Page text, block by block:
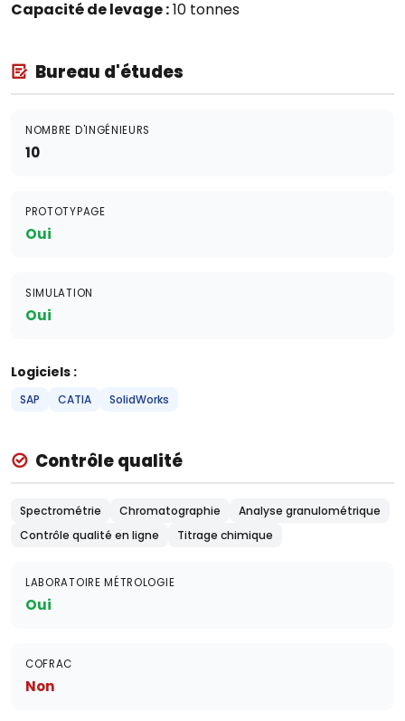
Capacité de levage :10 tonnes
Bureau d'études
NOMBRE D'INGÉNIEURS
10
PROTOTYPAGE
Oui
SIMULATION
Oui
Logiciels :
SAP CATIA SolidWorks
Contrôle qualité
Spectrométrie Chromatographie
Analyse granulométrique
Contrôle qualité en ligne
Titrage chimique
LABORATOIRE MÉTROLOGIE
Oui
COFRAC
Non